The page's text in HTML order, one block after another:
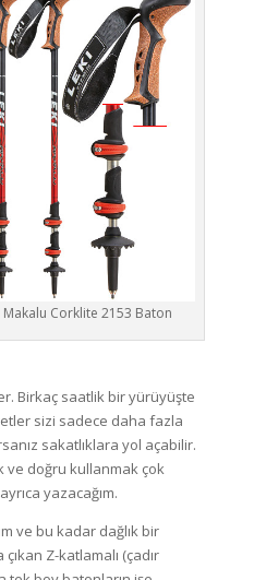
Makalu Corklite 2153 Baton
Birkaç saatlik bir yürüyüşte
sizi sadece daha fazla
sakatlıklara yol açabilir.
ve doğru kullanmak çok
yazacağım.
ve bu kadar dağlık bir
Z-katlamalı (çadır